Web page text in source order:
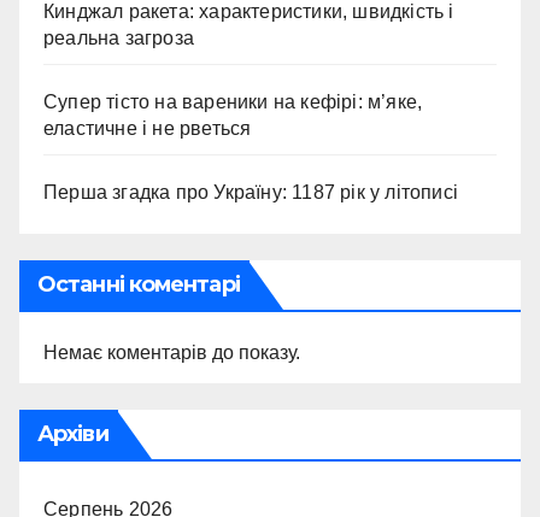
Кинджал ракета: характеристики, швидкість і
реальна загроза
Супер тісто на вареники на кефірі: м’яке,
еластичне і не рветься
Перша згадка про Україну: 1187 рік у літописі
Останні коментарі
Немає коментарів до показу.
Архіви
Серпень 2026